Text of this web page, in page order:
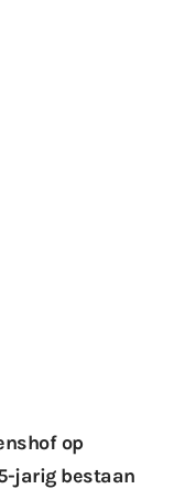
op
jarig bestaan